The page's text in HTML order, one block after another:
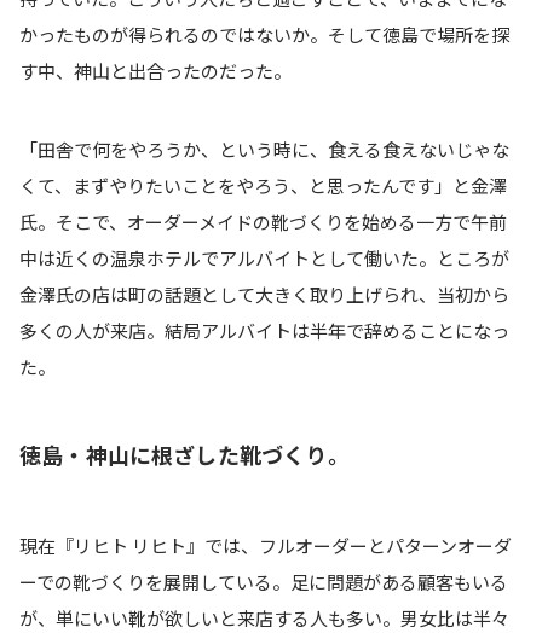
かったものが得られるのではないか。そして徳島で場所を探
す中、神山と出合ったのだった。
「田舎で何をやろうか、という時に、食える食えないじゃな
くて、まずやりたいことをやろう、と思ったんです」と金澤
氏。そこで、オーダーメイドの靴づくりを始める一方で午前
中は近くの温泉ホテルでアルバイトとして働いた。ところが
金澤氏の店は町の話題として大きく取り上げられ、当初から
多くの人が来店。結局アルバイトは半年で辞めることになっ
た。
徳島・神山に根ざした靴づくり。
現在『リヒト リヒト』では、フルオーダーとパターンオーダ
ーでの靴づくりを展開している。足に問題がある顧客もいる
が、単にいい靴が欲しいと来店する人も多い。男女比は半々